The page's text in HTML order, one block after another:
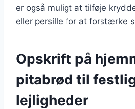
er også muligt at tilføje
eller persille for at forstærke
Opskrift på
pitabrød til
lejligheder